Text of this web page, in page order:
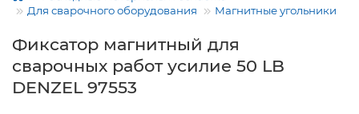
Для сварочного оборудования
Магнитные угольники
Фиксатор магнитный для
сварочных работ усилие 50 LB
DENZEL 97553